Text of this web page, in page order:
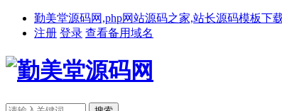
勤美堂源码网,php网站源码之家,站长源码模板下
注册 登录 查看备用域名